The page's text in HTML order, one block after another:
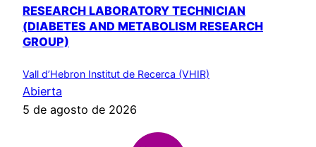
RESEARCH LABORATORY TECHNICIAN
(DIABETES AND METABOLISM RESEARCH
GROUP)
Vall d’Hebron Institut de Recerca (VHIR)
Abierta
5 de agosto de 2026